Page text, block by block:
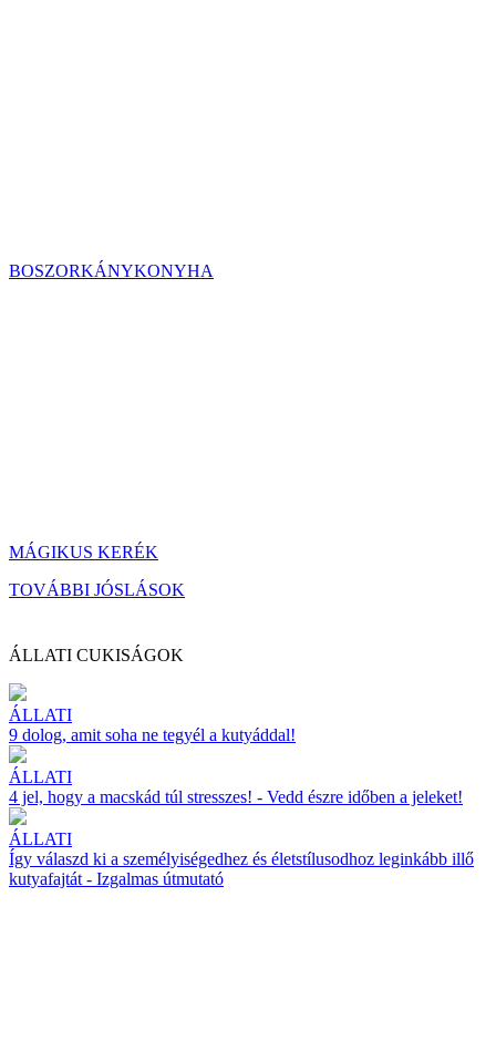
BOSZORKÁNYKONYHA
MÁGIKUS KERÉK
TOVÁBBI JÓSLÁSOK
ÁLLATI CUKISÁGOK
ÁLLATI
9 dolog, amit soha ne tegyél a kutyáddal!
ÁLLATI
4 jel, hogy a macskád túl stresszes! - Vedd észre időben a jeleket!
ÁLLATI
Így válaszd ki a személyiségedhez és életstílusodhoz leginkább illő
kutyafajtát - Izgalmas útmutató